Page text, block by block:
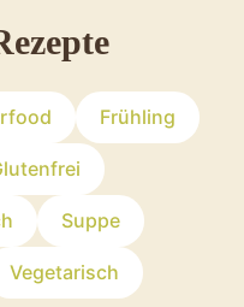
Frühling
Suppe
Vegetarisch